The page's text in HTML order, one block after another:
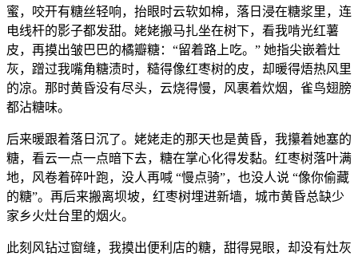
蜜，咬开有糖丝轻响，抬眼时云软如棉，落日浸在糖浆里，连
电线杆的影子都发甜。姥姥搬马扎坐在树下，看我啃光红薯
皮，再摸出皱巴巴的橘瓣糖：“留着路上吃。” 她指尖嵌着灶
灰，蹭过我嘴角糖渍时，糙得像红枣树的皮，却暖得焐热风里
的凉。那时黄昏没有尽头，云烧得慢，风裹着炊烟，雀鸟翅膀
都沾糖味。
后来暖跟着落日沉了。姥姥走的那天也是黄昏，我攥着她塞的
糖，看云一点一点暗下去，糖在掌心化得发黏。红枣树落叶满
地，风卷着碎叶跑，没人再喊 “慢点骑”，也没人说 “像你偷藏
的糖”。再后来搬离坝坡，红枣树埋进新墙，城市黄昏总缺少
家乡火灶台里的烟火。
此刻风钻过窗缝，我摸出便利店的糖，甜得晃眼，却没有灶灰